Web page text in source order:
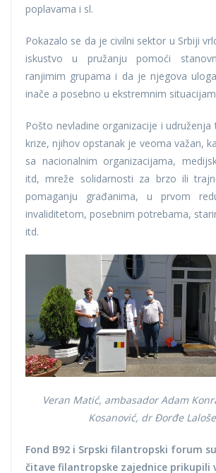
poplavama i sl.
Pokazalo se da je civilni sektor u Srbiji
iskustvo u pružanju pomoći
ranjimim grupama i da je njegova
inače a posebno u ekstremnim
Pošto nevladine organizacije i udruženja
krize, njihov opstanak je veoma važan,
sa nacionalnim organizacijama,
itd, mreže solidarnosti za brzo ili
pomaganju građanima, u prvom
invaliditetom, posebnim potrebama,
itd.
Veran Matić, ambasador Adam
Kosanović, dr Đorđe
Fond B92 i Srpski filantropski forum
čitave filantropske zajednice prikupili